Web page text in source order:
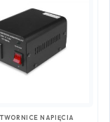
NAPIĘCIA